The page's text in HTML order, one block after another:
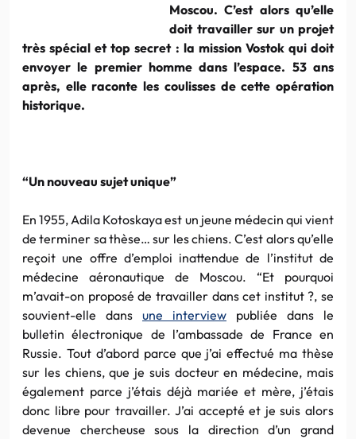
Moscou. C’est alors qu’elle
doit travailler sur un projet
très spécial et top secret : la mission Vostok qui doit
envoyer le premier homme dans l’espace. 53 ans
après, elle raconte les coulisses de cette opération
historique.
“Un nouveau sujet unique”
En 1955, Adila Kotoskaya est un jeune médecin qui vient
de terminer sa thèse… sur les chiens. C’est alors qu’elle
reçoit une offre d’emploi inattendue de l’institut de
médecine aéronautique de Moscou. “Et pourquoi
m’avait-on proposé de travailler dans cet institut ?, se
souvient-elle dans une interview publiée dans le
bulletin électronique de l’ambassade de France en
Russie. Tout d’abord parce que j’ai effectué ma thèse
sur les chiens, que je suis docteur en médecine, mais
également parce j’étais déjà mariée et mère, j’étais
donc libre pour travailler. J’ai accepté et je suis alors
devenue chercheuse sous la direction d’un grand